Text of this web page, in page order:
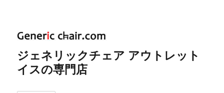
ジェネリックチェア アウトレット
イスの専門店